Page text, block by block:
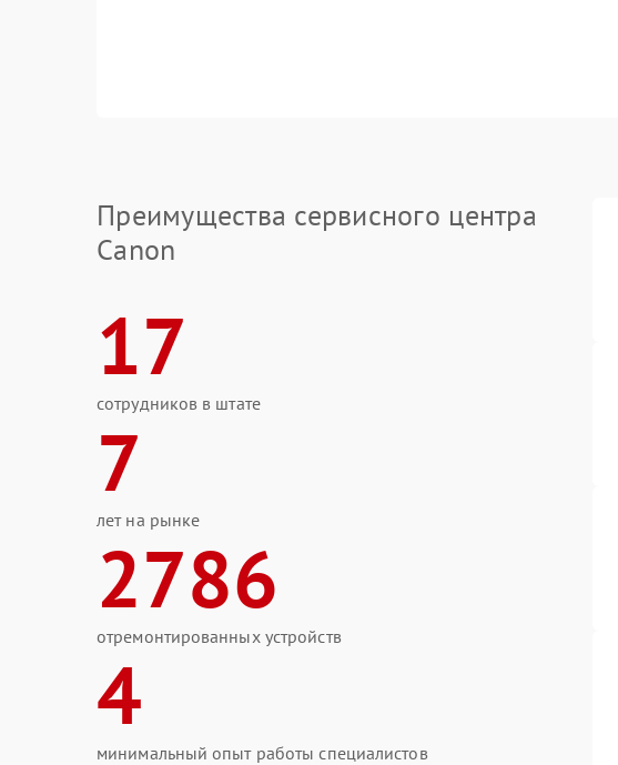
Преимущества сервисного центра
Canon
17
сотрудников в штате
7
лет на рынке
2786
отремонтированных устройств
4
минимальный опыт работы специалистов